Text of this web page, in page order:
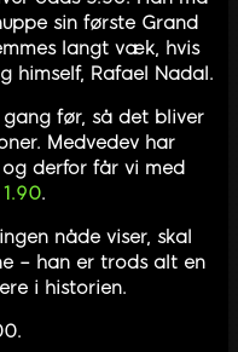
sin første Grand
langt væk, hvis
himself, Rafael Nadal.
før, så det bliver
Medvedev har
derfor får vi med
.
nåde viser, skal
– han er trods alt en
i historien.